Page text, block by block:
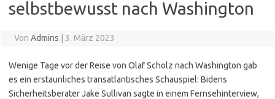
selbstbewusst nach Washington
Von Admins 3. März 2023
Wenige Tage vor der Reise von Olaf Scholz nach Washington gab
es ein erstaunliches transatlantisches Schauspiel: Bidens
Sicherheitsberater Jake Sullivan sagte in einem Fernsehinterview,